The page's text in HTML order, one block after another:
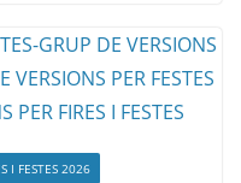
I FESTES 2026